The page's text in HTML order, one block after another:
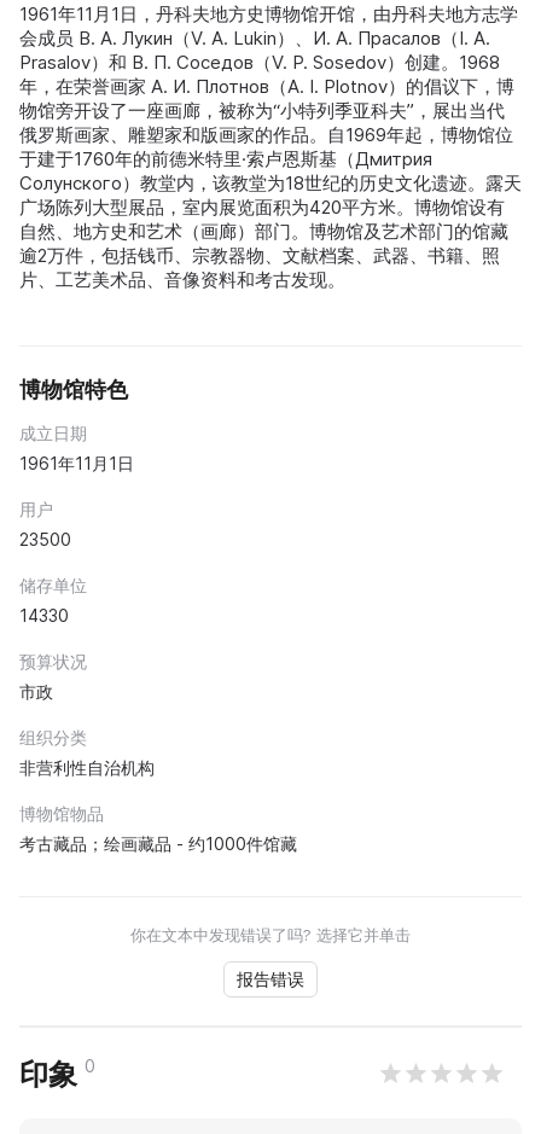
1961年11月1日，丹科夫地方史博物馆开馆，由丹科夫地方志学
会成员 В. А. Лукин（V. A. Lukin）、И. А. Прасалов（I. A.
Prasalov）和 В. П. Соседов（V. P. Sosedov）创建。1968
年，在荣誉画家 А. И. Плотнов（A. I. Plotnov）的倡议下，博
物馆旁开设了一座画廊，被称为“小特列季亚科夫”，展出当代
俄罗斯画家、雕塑家和版画家的作品。自1969年起，博物馆位
于建于1760年的前德米特里·索卢恩斯基（Дмитрия
Солунского）教堂内，该教堂为18世纪的历史文化遗迹。露天
广场陈列大型展品，室内展览面积为420平方米。博物馆设有
自然、地方史和艺术（画廊）部门。博物馆及艺术部门的馆藏
逾2万件，包括钱币、宗教器物、文献档案、武器、书籍、照
片、工艺美术品、音像资料和考古发现。
博物馆特色
成立日期
1961年11月1日
用户
23500
储存单位
14330
预算状况
市政
组织分类
非营利性自治机构
博物馆物品
考古藏品；绘画藏品 - 约1000件馆藏
你在文本中发现错误了吗? 选择它并单击
报告错误
印象 0